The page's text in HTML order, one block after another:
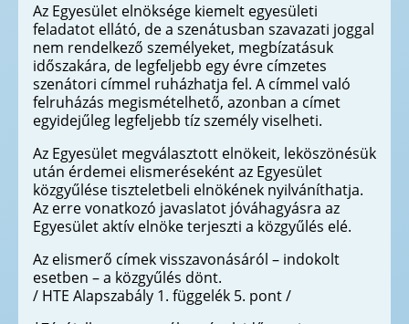
Az Egyesület elnöksége kiemelt egyesületi
feladatot ellátó, de a szenátusban szavazati joggal
nem rendelkező személyeket, megbízatásuk
időszakára, de legfeljebb egy évre címzetes
szenátori címmel ruházhatja fel. A címmel való
felruházás megismételhető, azonban a címet
egyidejűleg legfeljebb tíz személy viselheti.
Az Egyesület megválasztott elnökeit, leköszönésük
után érdemei elismeréseként az Egyesület
közgyűlése tiszteletbeli elnökének nyilváníthatja.
Az erre vonatkozó javaslatot jóváhagyásra az
Egyesület aktív elnöke terjeszti a közgyűlés elé.
Az elismerő címek visszavonásáról – indokolt
esetben – a közgyűlés dönt.
/ HTE Alapszabály 1. függelék 5. pont /